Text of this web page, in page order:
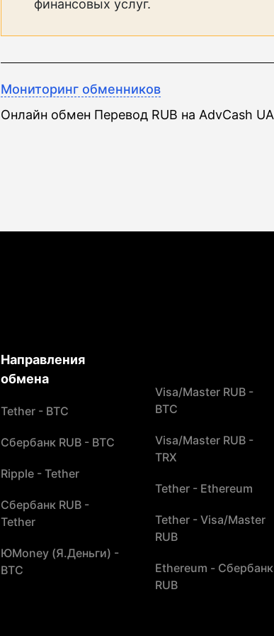
финансовых услуг.
Мониторинг обменников
Онлайн обмен Перевод RUB на AdvCash
Направления
обмена
Tether - BTC
Сбербанк RUB - BTC
Ripple - Tether
Сбербанк RUB -
Tether
ЮMoney (Я.Деньги) -
BTC
Visa/Master RUB -
BTC
Visa/Master RUB -
TRX
Tether - Ethereum
Tether - Visa/Master
RUB
Ethereum - Сбербанк
RUB